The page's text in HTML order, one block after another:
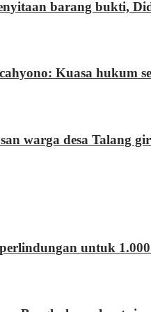
barang bukti,
Kuasa hukum
warga desa Talang
untuk